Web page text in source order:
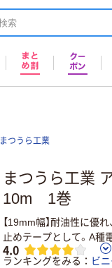
まつうら工業
まつうら工業
10m 1巻
【19mm幅】耐油性に優
止めテープとして。A種
4.0
ランキングをみる
ビ